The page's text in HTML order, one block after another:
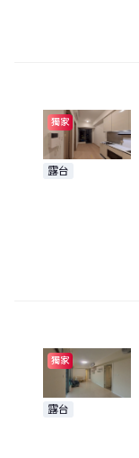
獨家
露台
獨家
露台